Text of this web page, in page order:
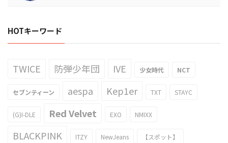
HOTキーワード
TWICE 防弾少年団 IVE 少女時代 NCT
セブンティーン aespa Kep1er TXT STAYC
(G)I-DLE Red Velvet EXO NMIXX
BLACKPINK ITZY NewJeans 【スポット】